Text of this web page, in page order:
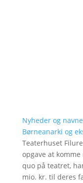
Nyheder og navne
Børneanarki og
Teaterhuset
opgave at
quo på teatret,
mio. kr. til deres